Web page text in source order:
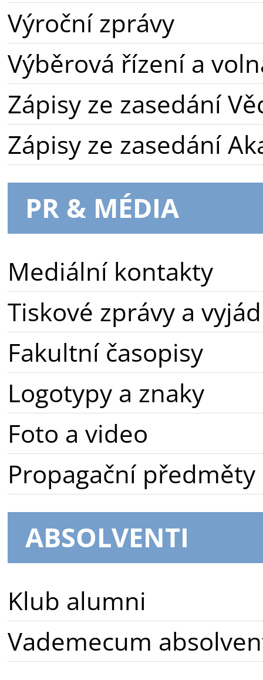
Výroční zprávy
Výběrová řízení a
Zápisy ze zasedání
Zápisy ze zasedání
PR & MÉDIA
Mediální kontakty
Tiskové zprávy a
Fakultní časopisy
Logotypy a znaky
Foto a video
Propagační předměty
ABSOLVENTI
Klub alumni
Vademecum